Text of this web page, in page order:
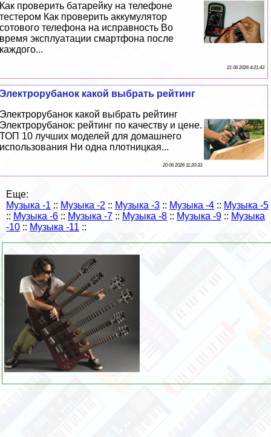
Как проверить батарейку на телефоне
тестером Как проверить аккумулятор
сотового телефона на исправность Во
время эксплуатации смартфона после
каждого...
21 06 2026 4:21:43
Электрорубанок какой выбрать рейтинг
Электрорубанок какой выбрать рейтинг
Электрорубанок: рейтинг по качеству и цене.
ТОП 10 лучших моделей для домашнего
использования Ни одна плотницкая...
20 06 2026 11:20:33
Еще:
Музыка -1 :: Музыка -2 :: Музыка -3 :: Музыка -4 :: Музыка -5
:: Музыка -6 :: Музыка -7 :: Музыка -8 :: Музыка -9 :: Музыка
-10 :: Музыка -11 ::